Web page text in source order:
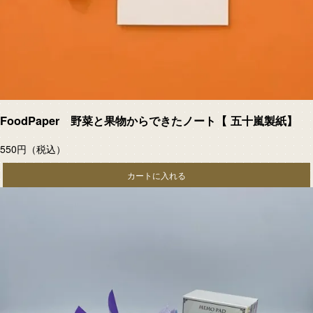
FoodPaper 野菜と果物からできたノート【 五十嵐製紙】
550円 （税込）
カートに入れる